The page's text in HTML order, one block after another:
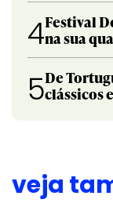
4Festival
na sua
5De
clássicos
veja